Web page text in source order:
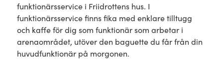
funktionärsservice i Friidrottens hus. I
funktionärsservice finns fika med enklare tilltugg
och kaffe för dig som funktionär som arbetar i
arenaområdet, utöver den baguette du får från din
huvudfunktionär på morgonen.